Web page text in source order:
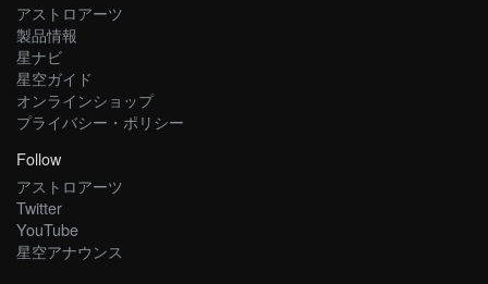
アストロアーツ
製品情報
星ナビ
星空ガイド
オンラインショップ
プライバシー・ポリシー
Follow
アストロアーツ
Twitter
YouTube
星空アナウンス